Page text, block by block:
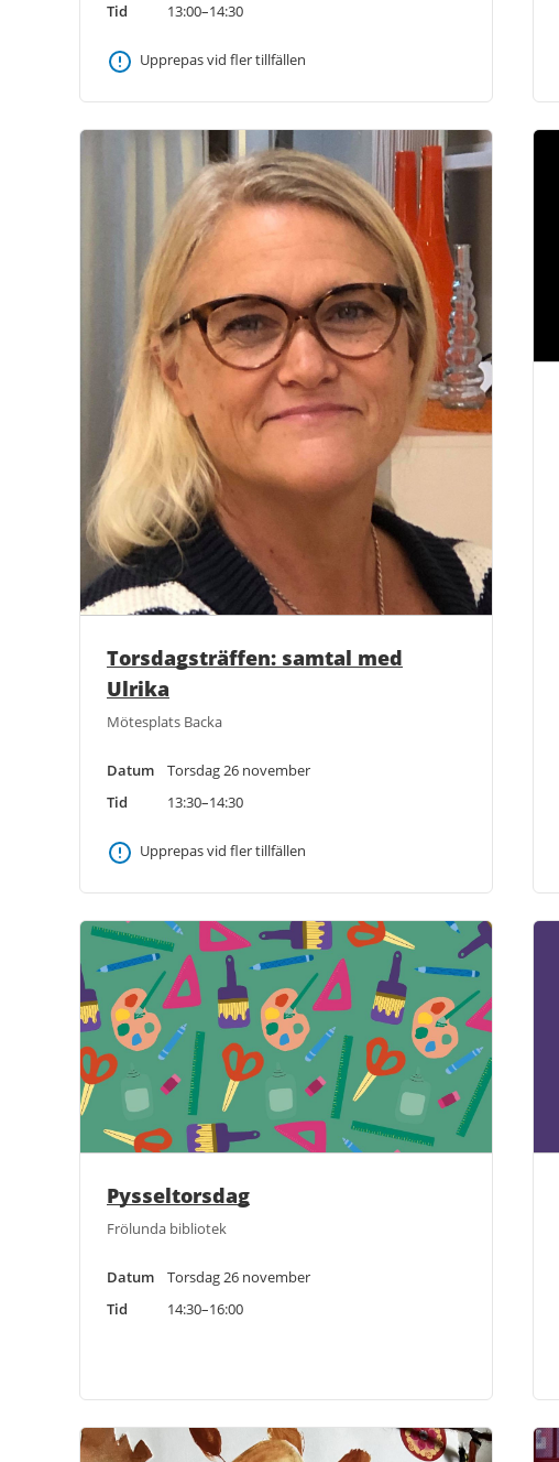
Tid
13:00–14:30
Upprepas vid fler tillfällen
Torsdagsträffen: samtal med
Ulrika
Mötesplats Backa
Datum
Torsdag 26 november
Tid
13:30–14:30
Upprepas vid fler tillfällen
Pysseltorsdag
Frölunda bibliotek
Datum
Torsdag 26 november
Tid
14:30–16:00